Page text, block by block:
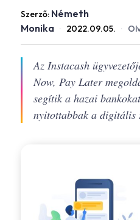
Szerző: Németh
Monika · 2022.09.05. ·
Az Instacash
Now, Pay Later
segítik a hazai
nyitottabbak a digitális